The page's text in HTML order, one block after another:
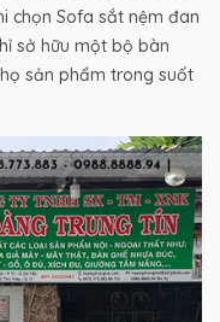
chọn Sofa sắt nệm đan
sở hữu một bộ bàn
sản phẩm trong suốt